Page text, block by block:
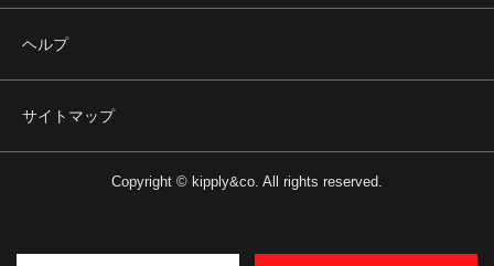
ヘルプ
サイトマップ
Copyright © kipply&co. All rights reserved.